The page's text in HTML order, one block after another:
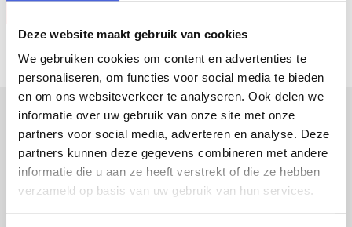
Deze website maakt gebruik van cookies
We gebruiken cookies om content en advertenties te
personaliseren, om functies voor social media te bieden
en om ons websiteverkeer te analyseren. Ook delen we
informatie over uw gebruik van onze site met onze
partners voor social media, adverteren en analyse. Deze
partners kunnen deze gegevens combineren met andere
informatie die u aan ze heeft verstrekt of die ze hebben
verzameld op basis van uw gebruik van hun services.
verpakkingen
displays
promotiemateriaal
led-frames